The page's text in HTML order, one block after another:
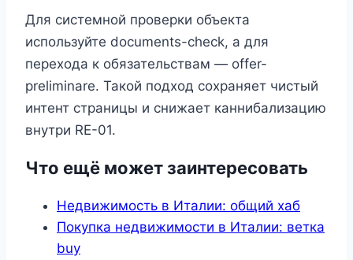
Для системной проверки объекта
используйте documents-check, а для
перехода к обязательствам — offer-
preliminare. Такой подход сохраняет чистый
интент страницы и снижает каннибализацию
внутри RE-01.
Что ещё может заинтересовать
Недвижимость в Италии: общий хаб
Покупка недвижимости в Италии: ветка
buy